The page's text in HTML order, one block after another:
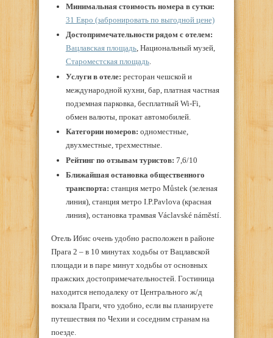
Минимальная стоимость номера в сутки:
31 Евро (забронировать по выгодной цене)
Достопримечательности рядом с отелем:
Вацлавская площадь, Национальный музей,
Староместская площадь.
Услуги в отеле: ресторан чешской и
международной кухни, бар, платная частная
подземная парковка, бесплатный Wi-Fi,
обмен валюты, прокат автомобилей.
Категории номеров: одноместные,
двухместные, трехместные.
Рейтинг по отзывам туристов: 7,6/10
Ближайшая остановка общественного
транспорта: станция метро Můstek (зеленая
линия), станция метро I.P.Pavlova (красная
линия), остановка трамвая Václavské náměstí.
Отель Ибис очень удобно расположен в районе
Прага 2 – в 10 минутах ходьбы от Вацлавской
площади и в паре минут ходьбы от основных
пражских достопримечательностей. Гостиница
находится неподалеку от Центрального ж/д
вокзала Праги, что удобно, если вы планируете
путешествия по Чехии и соседним странам на
поезде.